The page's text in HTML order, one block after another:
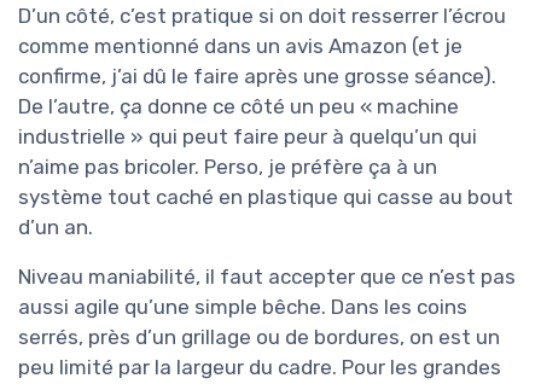
D’un côté, c’est pratique si on doit resserrer l’écrou
comme mentionné dans un avis Amazon (et je
confirme, j’ai dû le faire après une grosse séance).
De l’autre, ça donne ce côté un peu « machine
industrielle » qui peut faire peur à quelqu’un qui
n’aime pas bricoler. Perso, je préfère ça à un
système tout caché en plastique qui casse au bout
d’un an.
Niveau maniabilité, il faut accepter que ce n’est pas
aussi agile qu’une simple bêche. Dans les coins
serrés, près d’un grillage ou de bordures, on est un
peu limité par la largeur du cadre. Pour les grandes